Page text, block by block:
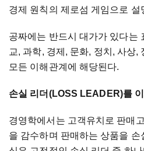
경제 원칙의 제로섬 게임으로 설
공짜에는 반드시 대가가 있다는
교, 과학, 경제, 문화, 정치, 사상,
모든 이해관계에 해당된다.
손실 리더(LOSS LEADER)를
경영학에서는 고객유치로 판매
을 감수하며 판매하는 상품을 손